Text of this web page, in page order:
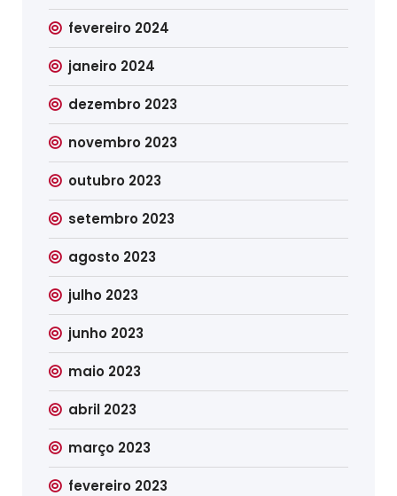
fevereiro 2024
janeiro 2024
dezembro 2023
novembro 2023
outubro 2023
setembro 2023
agosto 2023
julho 2023
junho 2023
maio 2023
abril 2023
março 2023
fevereiro 2023